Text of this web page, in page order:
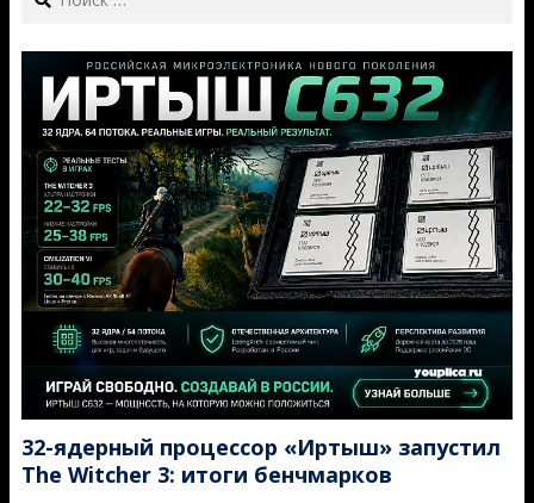
32-ядерный процессор «Иртыш» запустил
The Witcher 3: итоги бенчмарков